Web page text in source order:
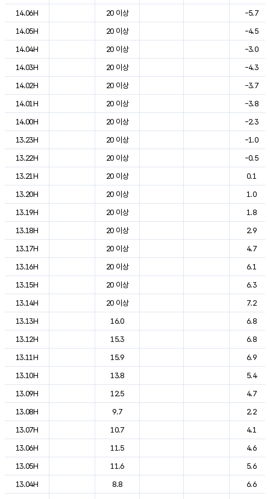
14.06H
20 이상
-5.7
14.05H
20 이상
-4.5
14.04H
20 이상
-3.0
14.03H
20 이상
-4.3
14.02H
20 이상
-3.7
14.01H
20 이상
-3.8
14.00H
20 이상
-2.3
13.23H
20 이상
-1.0
13.22H
20 이상
-0.5
13.21H
20 이상
0.1
13.20H
20 이상
1.0
13.19H
20 이상
1.8
13.18H
20 이상
2.9
13.17H
20 이상
4.7
13.16H
20 이상
6.1
13.15H
20 이상
6.3
13.14H
20 이상
7.2
13.13H
16.0
6.8
13.12H
15.3
6.8
13.11H
15.9
6.9
13.10H
13.8
5.4
13.09H
12.5
4.7
13.08H
9.7
2.2
13.07H
10.7
4.1
13.06H
11.5
4.6
13.05H
11.6
5.6
13.04H
8.8
6.6